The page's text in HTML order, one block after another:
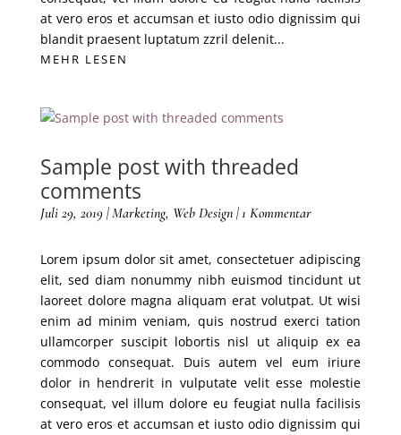
at vero eros et accumsan et iusto odio dignissim qui
blandit praesent luptatum zzril delenit...
MEHR LESEN
Sample post with threaded
comments
Juli 29, 2019|Marketing, Web Design| 1 Kommentar
Lorem ipsum dolor sit amet, consectetuer adipiscing
elit, sed diam nonummy nibh euismod tincidunt ut
laoreet dolore magna aliquam erat volutpat. Ut wisi
enim ad minim veniam, quis nostrud exerci tation
ullamcorper suscipit lobortis nisl ut aliquip ex ea
commodo consequat. Duis autem vel eum iriure
dolor in hendrerit in vulputate velit esse molestie
consequat, vel illum dolore eu feugiat nulla facilisis
at vero eros et accumsan et iusto odio dignissim qui